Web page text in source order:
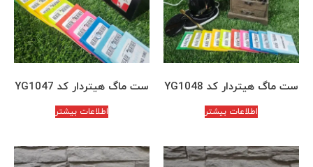
ست ماگ هیتردار کد YG1048
اطلاعات بیشتر
ست ماگ هیتردار کد YG1047
اطلاعات بیشتر